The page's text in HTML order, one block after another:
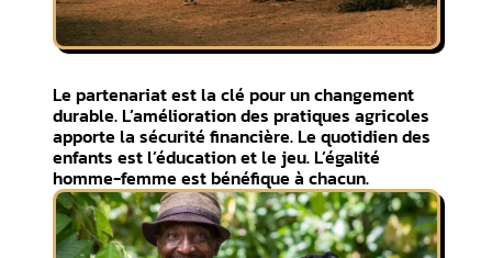
Le partenariat est la clé pour un changement
durable. L’amélioration des pratiques agricoles
apporte la sécurité financière. Le quotidien des
enfants est l’éducation et le jeu. L’égalité
homme-femme est bénéfique à chacun.